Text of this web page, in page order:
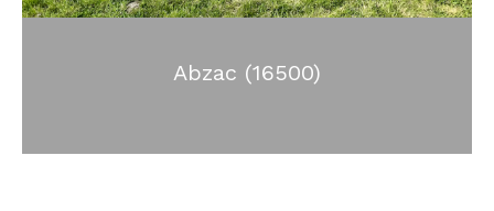
Abzac (16500)